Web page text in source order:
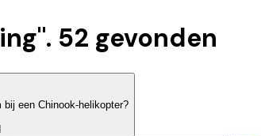
". 52 gevonden
een Chinook-helikopter?